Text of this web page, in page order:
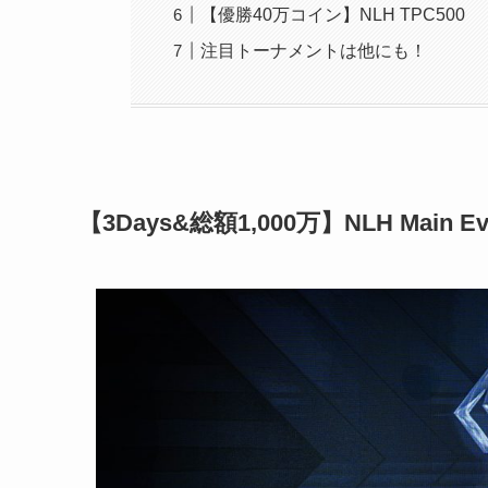
【優勝40万コイン】NLH TPC500
注目トーナメントは他にも！
【3Days&総額1,000万】NLH Main